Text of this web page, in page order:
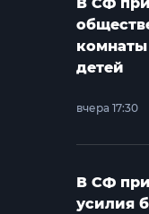
детей
вчера 17:30
В СФ
усилия